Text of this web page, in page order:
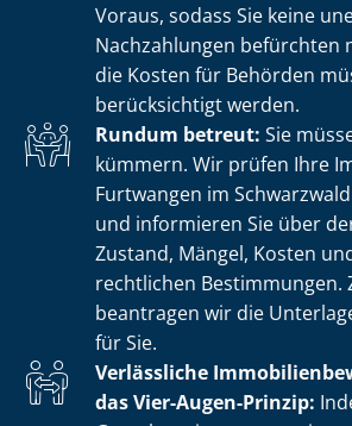
Voraus, sodass Sie keine
Nachzahlungen befürchten
die Kosten für Behörden
berücksichtigt werden.
Rundum betreut: Sie
kümmern. Wir prüfen Ihre
Furtwangen im
und informieren Sie über
Zustand, Mängel, Kosten
rechtlichen Bestimmungen.
beantragen wir die
für Sie.
Verlässliche
das Vier-Augen-Prinzip: